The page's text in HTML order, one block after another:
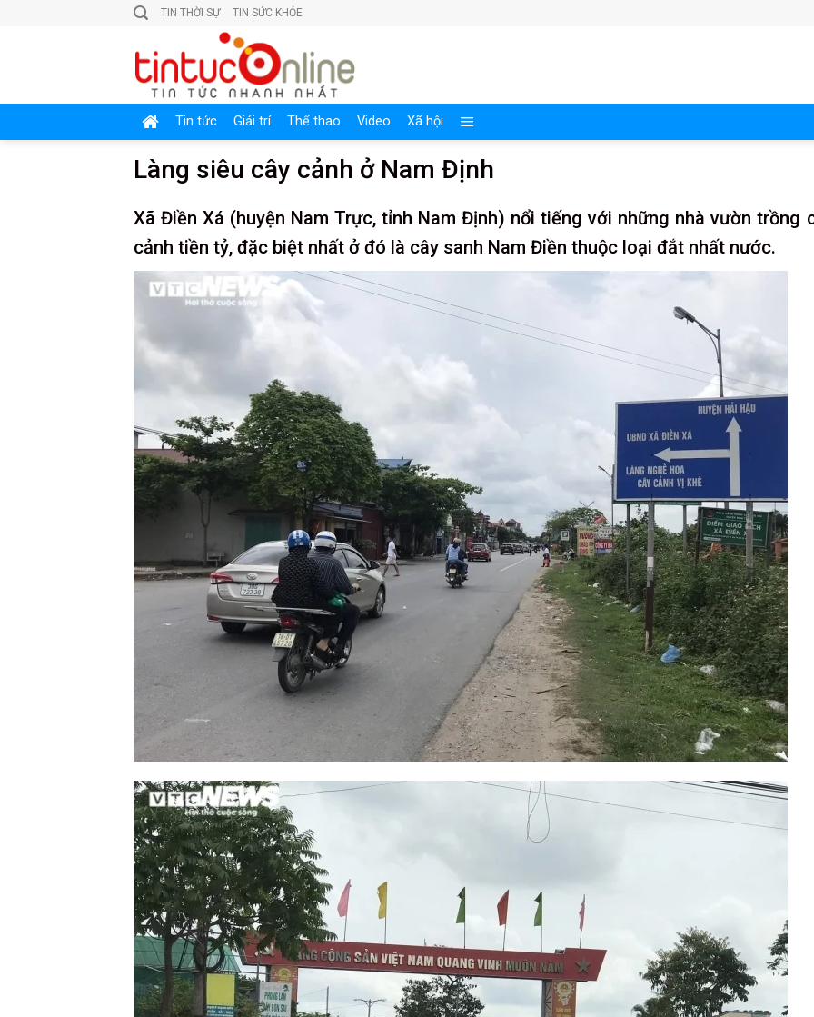
TIN THỜI SỰ TIN SỨC KHỎE
Tin tức Giải trí Thể thao Video Xã hội
Làng siêu cây cảnh ở Nam Định
Xã Điền Xá (huyện Nam Trực, tỉnh Nam Định) nổi tiếng với những nhà vườn trồng
cảnh tiền tỷ, đặc biệt nhất ở đó là cây sanh Nam Điền thuộc loại đắt nhất nước.